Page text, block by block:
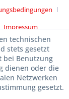
Impressum
technischen
stets gesetzt
bei Benutzung
dienen oder die
Netzwerken
gesetzt.